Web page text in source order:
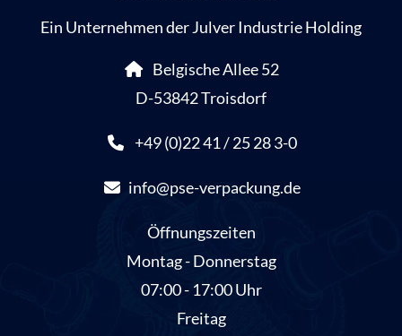
Ein Unternehmen der Julver Industrie Holding
Belgische Allee 52
D-53842 Troisdorf
+49 (0)22 41 / 25 28 3-0
info@pse-verpackung.de
Öffnungszeiten
Montag - Donnerstag
07:00 - 17:00 Uhr
Freitag